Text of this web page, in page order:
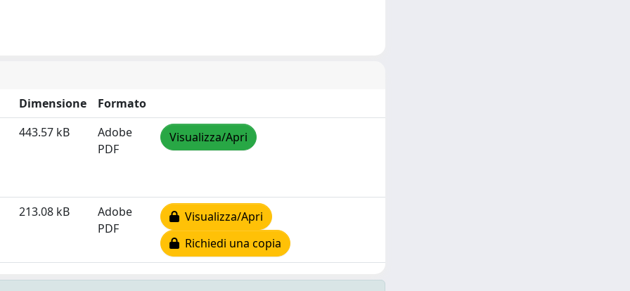
Dimensione
Formato
443.57 kB
Adobe
PDF
Visualizza/Apri
213.08 kB
Adobe
PDF
Visualizza/Apri
Richiedi una copia